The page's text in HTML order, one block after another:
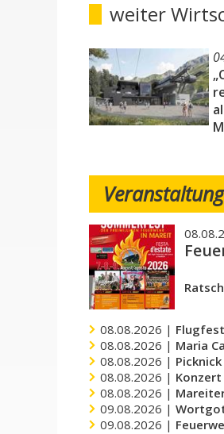
weiter
08.08.2026 | Flugfest
08.08.2026 | Maria
08.08.2026 | Picknick
08.08.2026 |
08.08.2026 |
09.08.2026 |
09.08.2026 |